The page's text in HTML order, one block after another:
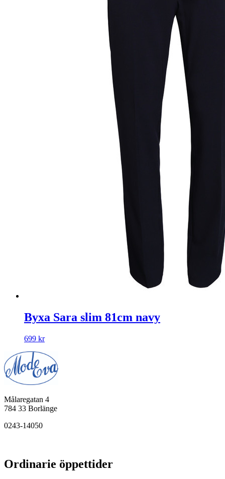
Byxa Sara slim 81cm navy
699 kr
Målaregatan 4
784 33 Borlänge
0243-14050
Ordinarie öppettider